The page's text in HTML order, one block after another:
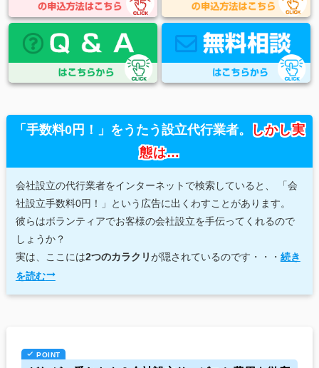
「手数料0円！」をうたう設立代行業者。 しかし実
態は…
会社設立の代行業者をインターネットで検索していると、
「会
社設立手数料0円！」という広告に出くわすことがあります。
彼らはボランティアでお客様の会社設立を手伝ってくれるので
しょうか？
実は、ここには2つのカラクリが隠されているのです・・・ 続き
を読む